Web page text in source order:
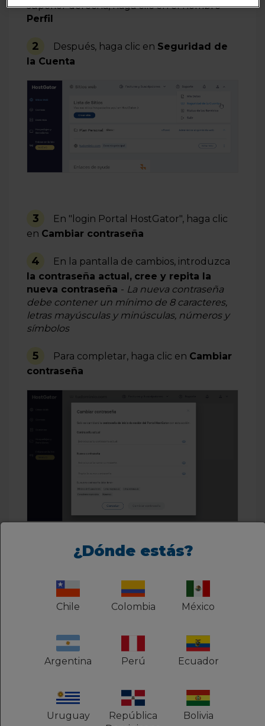
superior derecha, haga clic en el nombre
Perfil
2 Después, haga clic en Seguridad de
la Cuenta
3
En "login Portal HostGator", haga clic
en Cambiar contraseña
4
En la pantalla de cambios, introduzca
la contraseña actual, cree y repita la
nueva contraseña - La nueva contraseña
debe contener un mínimo de 8 caracteres,
letras mayúsculas y minúsculas, números y
símbolos
5 Para completar, haga clic en Cambiar
contraseña
Cómo habilitar o deshabilitar la
autenticación de dos factores (2FA)
Usuarios a los que les pareció útil: 0 de 0
¿Dónde estás?
Chile Colombia México
Argentina Perú Ecuador
Uruguay
República
Bolivia